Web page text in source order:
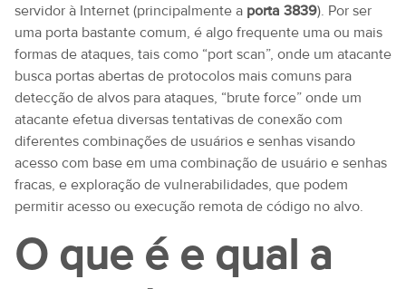
servidor à Internet (principalmente a porta 3839). Por ser
uma porta bastante comum, é algo frequente uma ou mais
formas de ataques, tais como “port scan”, onde um atacante
busca portas abertas de protocolos mais comuns para
detecção de alvos para ataques, “brute force” onde um
atacante efetua diversas tentativas de conexão com
diferentes combinações de usuários e senhas visando
acesso com base em uma combinação de usuário e senhas
fracas, e exploração de vulnerabilidades, que podem
permitir acesso ou execução remota de código no alvo.
O que é e qual a